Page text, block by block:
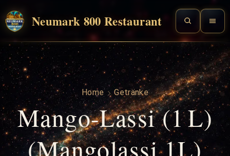
Neumark 800 Restaurant
Home Getränke
Mango-Lassi (1 L)
(Mangolassi 1L)